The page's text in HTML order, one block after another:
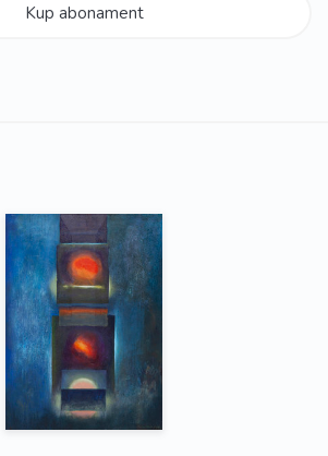
Kup abonament